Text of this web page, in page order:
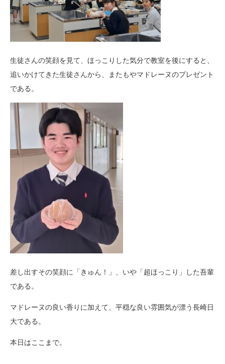
生徒さんの笑顔を見て、ほっこりした気分で教室を後にすると、
追いかけてきた生徒さんから、またもやマドレーヌのプレゼント
である。
差し出すその笑顔に「きゅん！」、いや「超ほっこり」した吾輩
である。
マドレーヌの良い香りに加えて、平穏な良い雰囲気が漂う長崎日
大である。
本日はここまで。